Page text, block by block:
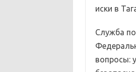
иски в
Служба
вопросы: